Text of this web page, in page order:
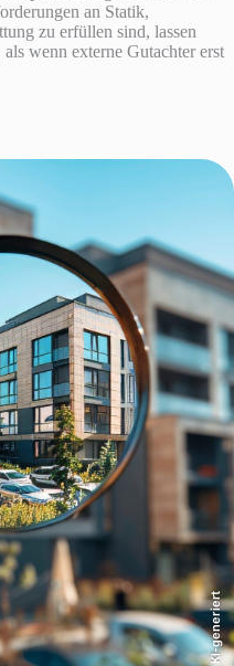
an Statik,
zu erfüllen sind, lassen
wenn externe Gutachter erst
KI-generiert